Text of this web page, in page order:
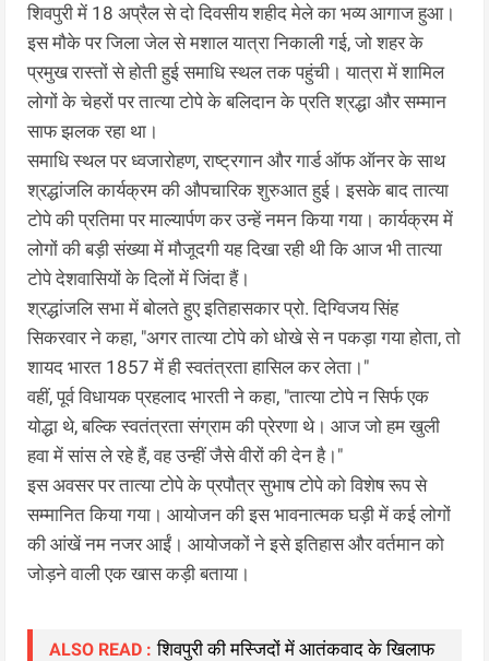
शिवपुरी में 18 अप्रैल से दो दिवसीय शहीद मेले का भव्य आगाज हुआ।
इस मौके पर जिला जेल से मशाल यात्रा निकाली गई, जो शहर के
प्रमुख रास्तों से होती हुई समाधि स्थल तक पहुंची। यात्रा में शामिल
लोगों के चेहरों पर तात्या टोपे के बलिदान के प्रति श्रद्धा और सम्मान
साफ झलक रहा था।
समाधि स्थल पर ध्वजारोहण, राष्ट्रगान और गार्ड ऑफ ऑनर के साथ
श्रद्धांजलि कार्यक्रम की औपचारिक शुरुआत हुई। इसके बाद तात्या
टोपे की प्रतिमा पर माल्यार्पण कर उन्हें नमन किया गया। कार्यक्रम में
लोगों की बड़ी संख्या में मौजूदगी यह दिखा रही थी कि आज भी तात्या
टोपे देशवासियों के दिलों में जिंदा हैं।
श्रद्धांजलि सभा में बोलते हुए इतिहासकार प्रो. दिग्विजय सिंह
सिकरवार ने कहा, "अगर तात्या टोपे को धोखे से न पकड़ा गया होता, तो
शायद भारत 1857 में ही स्वतंत्रता हासिल कर लेता।"
वहीं, पूर्व विधायक प्रहलाद भारती ने कहा, "तात्या टोपे न सिर्फ एक
योद्धा थे, बल्कि स्वतंत्रता संग्राम की प्रेरणा थे। आज जो हम खुली
हवा में सांस ले रहे हैं, वह उन्हीं जैसे वीरों की देन है।"
इस अवसर पर तात्या टोपे के प्रपौत्र सुभाष टोपे को विशेष रूप से
सम्मानित किया गया। आयोजन की इस भावनात्मक घड़ी में कई लोगों
की आंखें नम नजर आईं। आयोजकों ने इसे इतिहास और वर्तमान को
जोड़ने वाली एक खास कड़ी बताया।
ALSO READ : शिवपुरी की मस्जिदों में आतंकवाद के खिलाफ